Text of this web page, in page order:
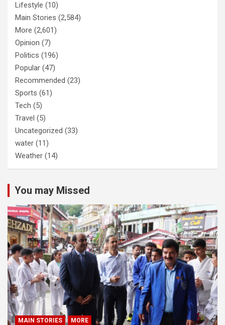
Lifestyle (10)
Main Stories (2,584)
More (2,601)
Opinion (7)
Politics (196)
Popular (47)
Recommended (23)
Sports (61)
Tech (5)
Travel (5)
Uncategorized (33)
water (11)
Weather (14)
You may Missed
MAIN STORIES MORE